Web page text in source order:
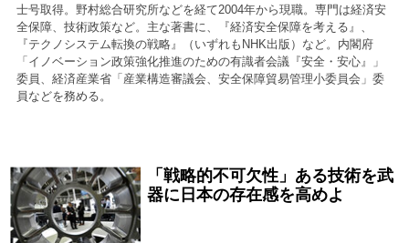
士号取得。野村総合研究所などを経て2004年から現職。専門は経済安
全保障、技術政策など。主な著書に、『経済安全保障を考える』、
『テクノシステム転換の戦略』（いずれもNHK出版）など。内閣府
「イノベーション政策強化推進のための有識者会議『安全・安心』」
委員、経済産業省「産業構造審議会、安全保障貿易管理小委員会」委
員などを務める。
2021/01/19
「戦略的不可欠性」ある技術を武
器に日本の存在感を高めよ